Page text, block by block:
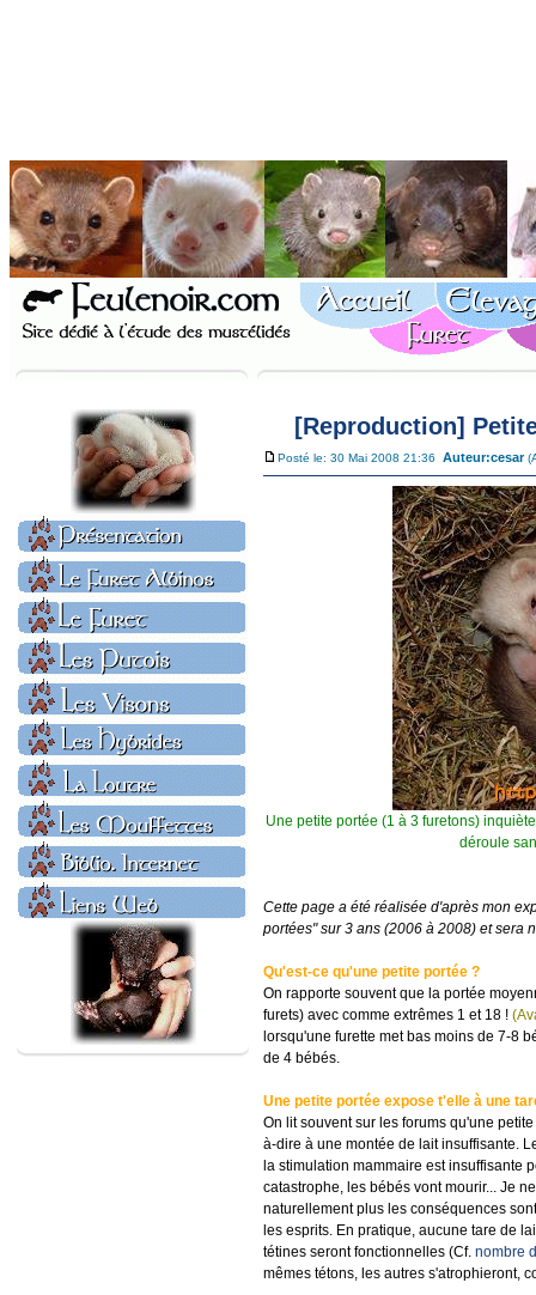
[Reproduction]
Posté le: 30 Mai 2008 21:36 Auteur:cesar
Une petite portée (1 à 3 furetons)
déroule
Cette page a été réalisée d'après mon
portées" sur 3 ans (2006 à 2008) et sera
Qu'est-ce qu'une petite portée ?
On rapporte souvent que la portée
furets) avec comme extrêmes 1 et 18 !
lorsqu'une furette met bas moins de 7-8
de 4 bébés.
Une petite portée expose t'elle à une
On lit souvent sur les forums qu'une
à-dire à une montée de lait insuffisante.
la stimulation mammaire est insuffisante
catastrophe, les bébés vont mourir... Je
naturellement plus les conséquences
les esprits. En pratique, aucune tare de
tétines seront fonctionnelles (Cf. nombre
mêmes tétons, les autres s'atrophieront,